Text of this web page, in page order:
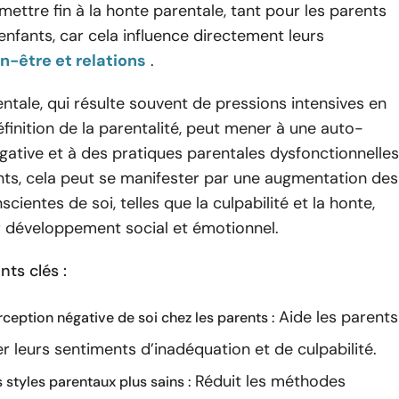
fin à la honte parentale, tant pour les parents
car cela influence directement leurs
être et relations .
qui résulte souvent de pressions intensives en
de la parentalité, peut mener à une auto-
et à des pratiques parentales
cela peut se manifester par une augmentation des
de soi, telles que la culpabilité et la honte,
social et émotionnel.
clés :
négative de soi chez les parents : Aide les parents
leurs sentiments d’inadéquation et de culpabilité.
styles parentaux plus sains : Réduit les méthodes